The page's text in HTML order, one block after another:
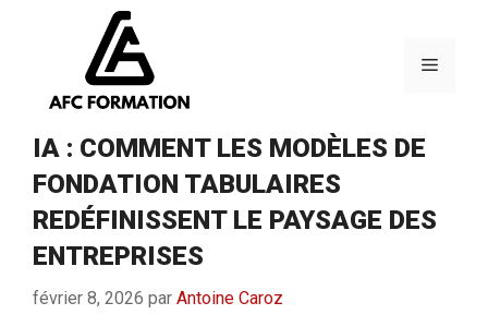
Menu
IA : COMMENT LES MODÈLES DE
FONDATION TABULAIRES
REDÉFINISSENT LE PAYSAGE DES
ENTREPRISES
février 8, 2026 par Antoine Caroz